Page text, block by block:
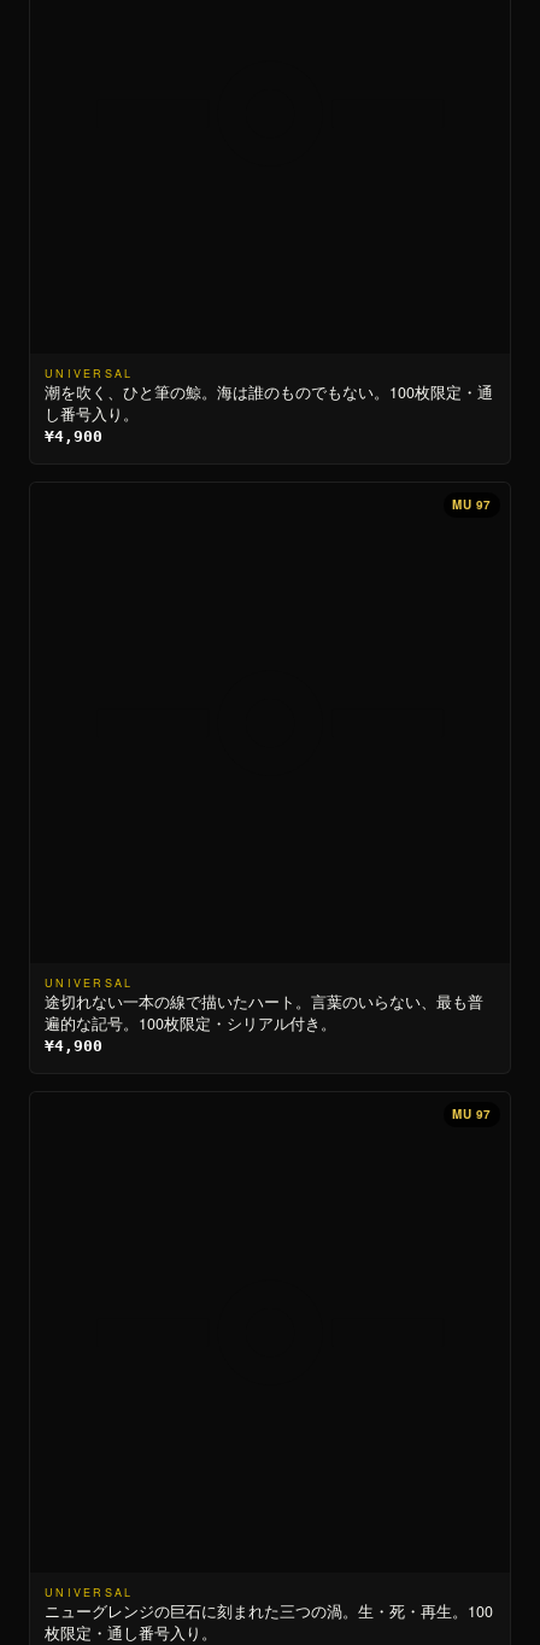
UNIVERSAL
潮を吹く、ひと筆の鯨。海は誰のものでもない。100枚限定・通
し番号入り。
¥4,900
MU 97
UNIVERSAL
途切れない一本の線で描いたハート。言葉のいらない、最も普
遍的な記号。100枚限定・シリアル付き。
¥4,900
MU 97
UNIVERSAL
ニューグレンジの巨石に刻まれた三つの渦。生・死・再生。100
枚限定・通し番号入り。